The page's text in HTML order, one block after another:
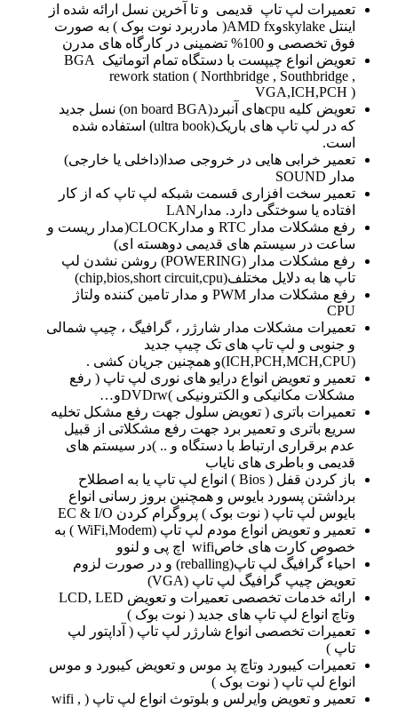
تعمیرات لپ تاپ قدیمی و تا آخرین نسل ارائه شده از
اینتل skylakeوAMD fx( مادربرد نوت بوک ) به صورت
فوق تخصصی و 100% تضمینی در کارگاه های مدرن
تعویض انواع چیپست با دستگاه تمام اتوماتیک BGA
rework station ( Northbridge , Southbridge ,
VGA,ICH,PCH )
تعویض کلیه cpuهای آنبرد(on board BGA) نسل جدید
که در لپ تاپ های باریک(ultra book) استفاده شده
است.
تعمیر خرابی هایی در خروجی صدا(داخلی یا خارجی)
مدار SOUND
تعمیر سخت افزاری قسمت شبکه لپ تاپ که از کار
افتاده یا سوختگی دارد. مدارLAN
رفع مشکلات مدار RTC و مدارCLOCK(مدار ریست و
ساعت در سیستم های قدیمی دوهسته ای)
رفع مشکلات مدار (POWERING) روشن نشدن لپ
تاپ ها به دلایل مختلف(chip,bios,short circuit,cpu)
رفع مشکلات مدار PWM و مدار تامین کننده ولتاژ
CPU
تعمیرات مشکلات مدار شارژر ، گرافیگ ، چیپ شمالی
و جنوبی و لپ تاپ های تک چیپ جدید
(ICH,PCH,MCH,CPU)و همچنین جریان کشی .
تعمیر و تعویض انواع درایو های نوری لپ تاپ ( رفع
مشکلات مکانیکی و الکترونیکی )DVDrwو…
تعمیرات باتری ( تعویض سلول جهت رفع مشکل تخلیه
سریع باتری و تعمیر برد جهت رفع مشکلاتی از قبیل
عدم برقراری ارتباط با دستگاه و .. )در سیستم های
قدیمی و باطری های نایاب
باز کردن قفل ( Bios ) انواع لپ تاپ یا به اصطلاح
برداشتن پسورد بایوس و همچنین بروز رسانی انواع
بایوس لپ تاپ ( نوت بوک ) پروگرام کردن EC & I/O
تعمیر و تعویض انواع مودم لپ تاپ (WiFi,Modem ) به
خصوص کارت های خاصwifi اچ پی و لنوو
احیاء گرافیگ لپ تاپ(reballing) و در صورت لزوم
تعویض چیپ گرافیگ لپ تاپ (VGA)
ارائه خدمات تخصصی تعمیرات و تعویض LCD, LED
وتاچ انواع لپ تاپ های جدید ( نوت بوک )
تعمیرات تخصصی انواع شارژر لپ تاپ ( آداپتور لپ
تاپ )
تعمیرات کیبورد وتاچ پد موس و تعویض کیبورد و موس
انواع لپ تاپ ( نوت بوک )
تعمیر و تعویض وایرلس و بلوتوث انواع لپ تاپ ( wifi ,